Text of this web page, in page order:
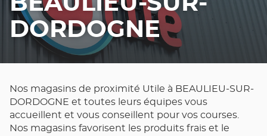
DORDOGNE
Nos magasins de proximité Utile à BEAULIEU-SUR-
DORDOGNE et toutes leurs équipes vous
accueillent et vous conseillent pour vos courses.
Nos magasins favorisent les produits frais et le